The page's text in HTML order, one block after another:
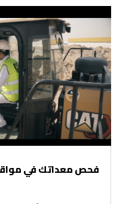
فحص معداتك في